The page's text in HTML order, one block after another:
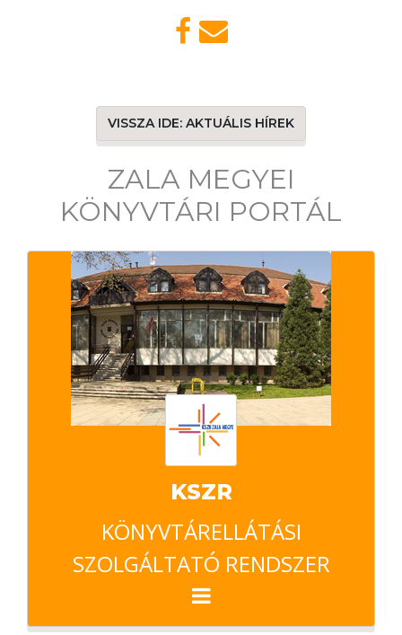
VISSZA IDE: AKTUÁLIS HÍREK
ZALA MEGYEI
KÖNYVTÁRI PORTÁL
KSZR
KÖNYVTÁRELLÁTÁSI
SZOLGÁLTATÓ RENDSZER